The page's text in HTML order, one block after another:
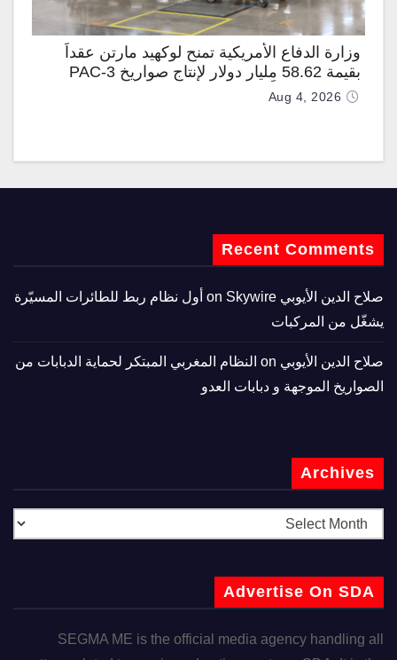
وزارة الدفاع الأمريكية تمنح لوكهيد مارتن عقداً
بقيمة 58.62 مليار دولار لإنتاج صواريخ PAC-3
المطوّرة دعماً لـ “ترسانة الحرية”
Aug 4, 2026
Recent Comments
صلاح الدين الأيوبي
Skywire أول نظام ربط للطائرات المسيّرة
يشغّل من المركبات
صلاح الدين الأيوبي
النظام المغربي المبتكر لحماية الدبابات من
الصواريخ الموجهة و دبابات العدو
Archives
Advertise On SDA
SEGMA ME is the official media agency handling all